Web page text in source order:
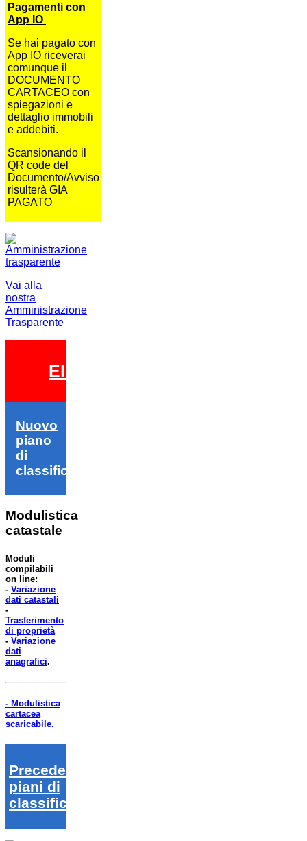
Pagamenti con
App IO
Se hai pagato con
App IO riceverai
comunque il
DOCUMENTO
CARTACEO con
spiegazioni e
dettaglio immobili
e addebiti.
Scansionando il
QR code del
Documento/Avviso
risulterà GIA
PAGATO
Vai alla
nostra
Amministrazione
Trasparente
Elezioni 2026
Nuovo
piano
di
classifica
Modulistica
catastale
Moduli
compilabili
on line:
- Variazione
dati catastali
-
Trasferimento
di proprietà
- Variazione
dati
anagrafici.
- Modulistica
cartacea
scaricabile.
Precedenti
piani di
classifica